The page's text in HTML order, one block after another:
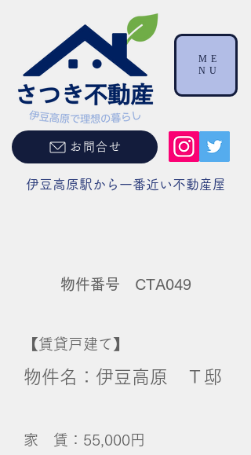
伊豆高原駅から一番近い不動産屋
お問合せ
ME
NU
物件番号 CTA049
【賃貸戸建て】
物件名：伊豆高原 Ｔ邸
家 賃：55,000円